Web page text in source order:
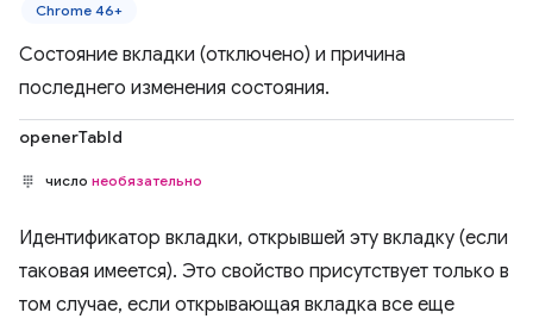
Chrome 46+
Состояние вкладки (отключено) и причина
последнего изменения состояния.
openerTabId
число необязательно
Идентификатор вкладки, открывшей эту вкладку (если
таковая имеется). Это свойство присутствует только в
том случае, если открывающая вкладка все еще